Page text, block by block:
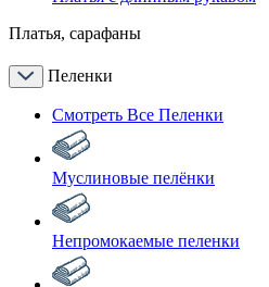
Платья, сарафаны
Пеленки
Смотреть Все Пеленки
Муслиновые пелёнки
Непромокаемые пеленки